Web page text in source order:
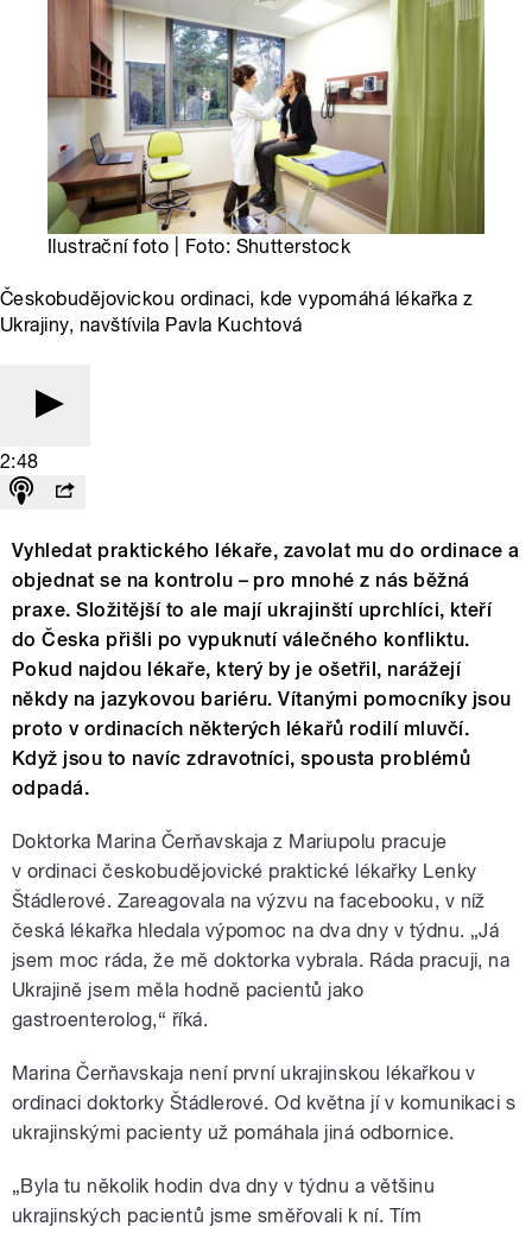
Ilustrační foto | Foto: Shutterstock
Českobudějovickou ordinaci, kde vypomáhá lékařka z
Ukrajiny, navštívila Pavla Kuchtová
2:48
Vyhledat praktického lékaře, zavolat mu do ordinace a
objednat se na kontrolu – pro mnohé z nás běžná
praxe. Složitější to ale mají ukrajinští uprchlíci, kteří
do Česka přišli po vypuknutí válečného konfliktu.
Pokud najdou lékaře, který by je ošetřil, narážejí
někdy na jazykovou bariéru. Vítanými pomocníky jsou
proto v ordinacích některých lékařů rodilí mluvčí.
Když jsou to navíc zdravotníci, spousta problémů
odpadá.
Doktorka Marina Čerňavskaja z Mariupolu pracuje
v ordinaci českobudějovické praktické lékařky Lenky
Štádlerové. Zareagovala na výzvu na facebooku, v níž
česká lékařka hledala výpomoc na dva dny v týdnu. „Já
jsem moc ráda, že mě doktorka vybrala. Ráda pracuji, na
Ukrajině jsem měla hodně pacientů jako
gastroenterolog,“ říká.
Marina Čerňavskaja není první ukrajinskou lékařkou v
ordinaci doktorky Štádlerové. Od května jí v komunikaci s
ukrajinskými pacienty už pomáhala jiná odbornice.
„Byla tu několik hodin dva dny v týdnu a většinu
ukrajinských pacientů jsme směřovali k ní. Tím